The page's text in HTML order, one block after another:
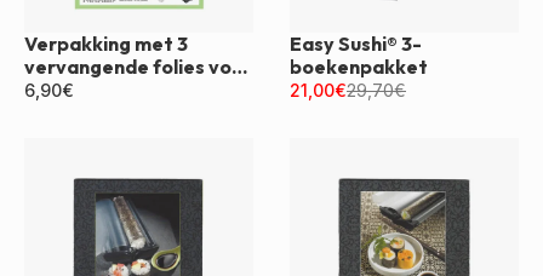
Verpakking met 3
vervangende folies voor
Easy Sushi®
6,90€
Easy Sushi® 3-
boekenpakket
21,00€29,70€